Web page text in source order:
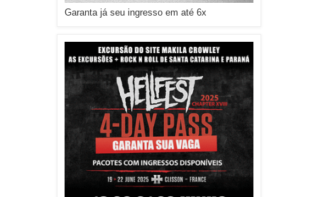
Garanta já seu ingresso em até 6x